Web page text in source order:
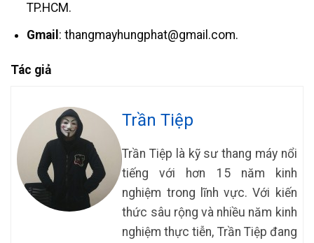
TP.HCM.
Gmail : thangmayhungphat@gmail.com.
Tác giả
Trần Tiệp
Trần Tiệp là kỹ sư thang máy nổi
tiếng với hơn 15 năm kinh
nghiệm trong lĩnh vực. Với kiến
thức sâu rộng và nhiều năm kinh
nghiệm thực tiễn, Trần Tiệp đang